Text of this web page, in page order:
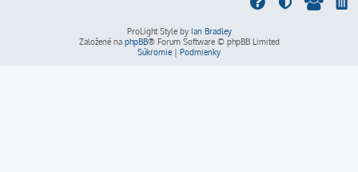
ProLight Style by Ian Bradley
Založené na phpBB® Forum Software © phpBB Limited
Súkromie | Podmienky